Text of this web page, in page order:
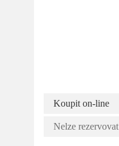
Koupit on-line
Nelze rezervovat